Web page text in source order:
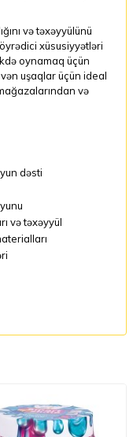
və təxəyyülünü
xüsusiyyətləri
oynamaq üçün
uşaqlar üçün ideal
və
dəsti
və təxəyyül